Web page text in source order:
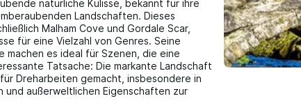
natürliche Kulisse, bekannt für ihre
Landschaften. Dieses
Malham Cove und Gordale Scar,
für eine Vielzahl von Genres. Seine
machen es ideal für Szenen, die eine
Tatsache: Die markante Landschaft
Dreharbeiten gemacht, insbesondere in
und außerweltlichen Eigenschaften zur